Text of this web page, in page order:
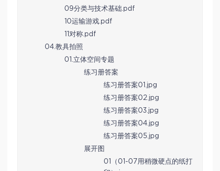
09分类与技术基础.pdf
10运输游戏.pdf
11对称.pdf
04.教具拍照
01.立体空间专题
练习册答案
练习册答案01.jpg
练习册答案02.jpg
练习册答案03.jpg
练习册答案04.jpg
练习册答案05.jpg
展开图
01（01-07用稍微硬点的纸打